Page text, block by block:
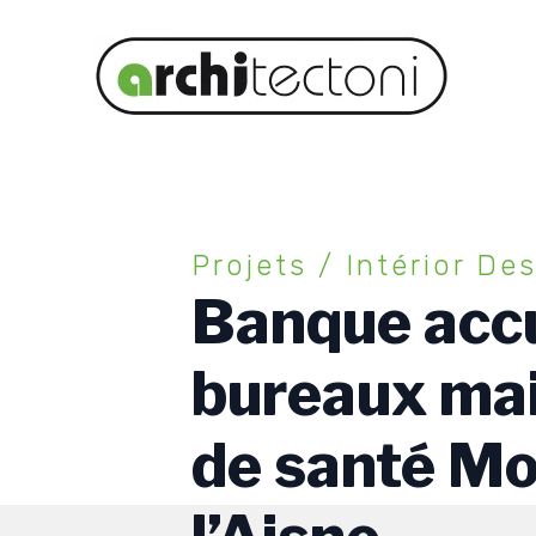
Projets / Intérior
Banque
bureaux
de santé